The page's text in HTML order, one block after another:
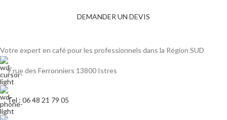
DEMANDER UN DEVIS
Votre expert en café pour les professionnels dans la Région SUD
9 rue des Ferronniers 13800 Istres
Tel : 06 48 21 79 05